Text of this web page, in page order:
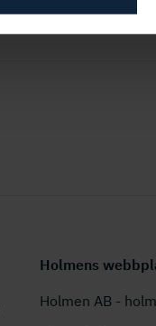
Holmens
Holmen AB -